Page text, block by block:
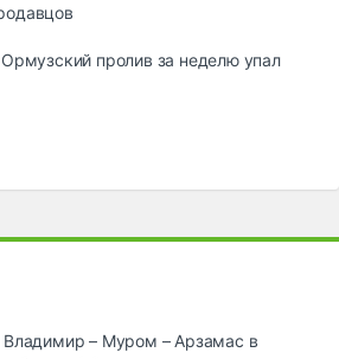
Ормузский пролив за неделю упал
Владимир – Муром – Арзамас в